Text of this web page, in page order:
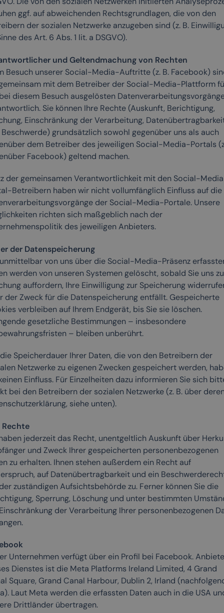
ggf. auf abweichenden Rechtsgrundlagen, die von den
der sozialen Netzwerke anzugeben sind (z. B.
des Art. 6 Abs. 1 lit. a DSGVO).
und Geltendmachung von Rechten
Besuch unserer Social-Media-Auftritte (z. B. Facebook)
mit dem Betreiber der Social-Media-Plattform
diesem Besuch ausgelösten
Sie können Ihre Rechte (Auskunft, Berichtigung,
Einschränkung der Verarbeitung,
grundsätzlich sowohl gegenüber uns als auch
dem Betreiber des jeweiligen Social-Media-Portals
Facebook) geltend machen.
der gemeinsamen Verantwortlichkeit mit den Social-
Betreibern haben wir nicht vollumfänglich Einfluss auf die
der Social-Media-Portale. Unsere
richten sich maßgeblich nach der
des jeweiligen Anbieters.
der Datenspeicherung
von uns über die Social-Media-Präsenz
werden von unseren Systemen gelöscht, sobald Sie uns
auffordern, Ihre Einwilligung zur Speicherung
der Zweck für die Datenspeicherung entfällt. Gespeicherte
verbleiben auf Ihrem Endgerät, bis Sie sie löschen.
gesetzliche Bestimmungen – insbesondere
– bleiben unberührt.
Speicherdauer Ihrer Daten, die von den Betreibern der
Netzwerke zu eigenen Zwecken gespeichert werden,
Einfluss. Für Einzelheiten dazu informieren Sie sich
bei den Betreibern der sozialen Netzwerke (z. B. über
siehe unten).
Rechte
jederzeit das Recht, unentgeltlich Auskunft über
und Zweck Ihrer gespeicherten personenbezogenen
zu erhalten. Ihnen stehen außerdem ein Recht auf
auf Datenübertragbarkeit und ein
zuständigen Aufsichtsbehörde zu. Ferner können Sie die
Sperrung, Löschung und unter bestimmten
der Verarbeitung Ihrer personenbezogenen
Unternehmen verfügt über ein Profil bei Facebook.
Dienstes ist die Meta Platforms Ireland Limited, 4 Grand
Square, Grand Canal Harbour, Dublin 2, Irland
Laut Meta werden die erfassten Daten auch in die USA
Drittländer übertragen.